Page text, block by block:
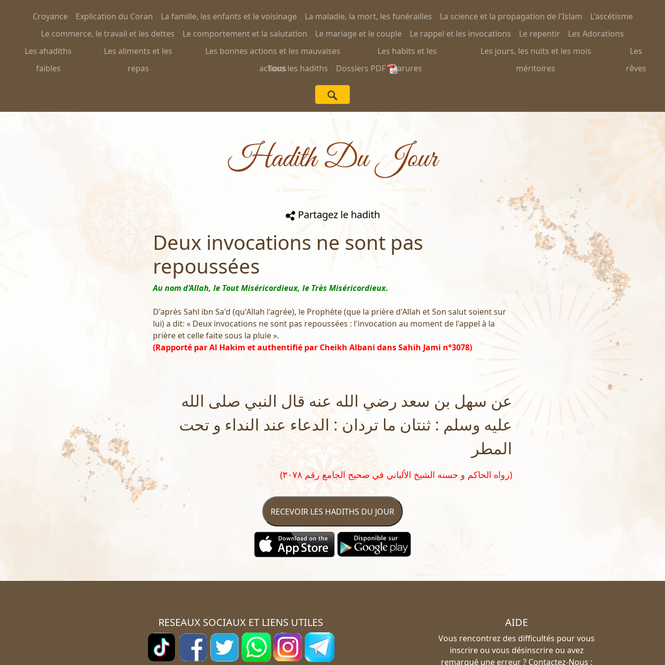
Croyance Explication du Coran La famille, les enfants et le voisinage La maladie, la mort, les funérailles La science et la propagation de l'Islam
L'ascétisme
Le commerce, le travail et les dettes
Le comportement et la salutation Le mariage et le couple Le rappel et les invocations Le repentir
Les Adorations
Les ahadiths
faibles
Les aliments et les
repas
Les bonnes actions et les mauvaises
actions
Les habits et les
parures
Les jours, les nuits et les mois
méritoires
Les
rêves
Tous les hadiths Dossiers PDF
Hadith Du Jour
Partagez le hadith
Deux invocations ne sont pas
repoussées
Au nom d’Allah, le Tout Miséricordieux, le Très Miséricordieux.
D'après Sahl ibn Sa'd (qu'Allah l'agrée), le Prophète (que la prière d'Allah et Son salut soient sur
lui) a dit: « Deux invocations ne sont pas repoussées : l'invocation au moment de l'appel à la
prière et celle faite sous la pluie ».
(Rapporté par Al Hakim et authentifié par Cheikh Albani dans Sahih Jami n°3078)
عن سهل بن سعد رضي الله عنه قال النبي صلى الله
عليه وسلم : ثنتان ما تردان : الدعاء عند النداء و تحت
المطر
(رواه الحاكم و حسنه الشيخ الألباني في صحيح الجامع رقم ٣٠٧٨)
RECEVOIR LES HADITHS DU JOUR
RESEAUX SOCIAUX ET LIENS UTILES AIDE
Vous rencontrez des difficultés pour vous
inscrire ou vous désinscrire ou avez
remarqué une erreur ? Contactez-Nous :